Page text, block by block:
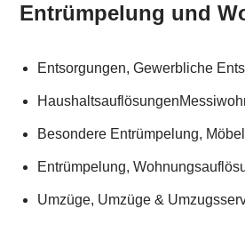
Entrümpelung und
Entsorgungen, Gewerbliche
Besondere Entrümpelung,
Entrümpelung,
Umzüge, Umzüge &